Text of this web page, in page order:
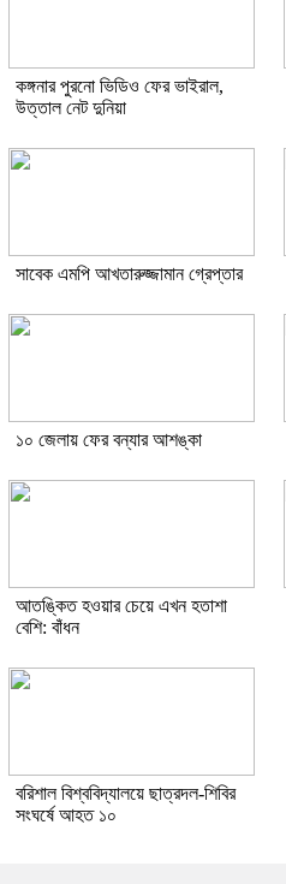
কঙ্গনার পুরনো ভিডিও ফের ভাইরাল,
উত্তাল নেট দুনিয়া
সাবেক এমপি আখতারুজ্জামান গ্রেপ্তার
১০ জেলায় ফের বন্যার আশঙ্কা
আতঙ্কিত হওয়ার চেয়ে এখন হতাশা
বেশি: বাঁধন
বরিশাল বিশ্ববিদ্যালয়ে ছাত্রদল-শিবির
সংঘর্ষে আহত ১০